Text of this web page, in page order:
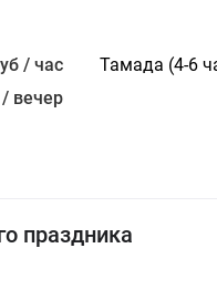
/ час Тамада (4-6
вечер
праздника